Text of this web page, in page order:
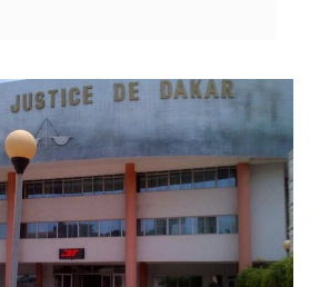
Bénin
Aliko